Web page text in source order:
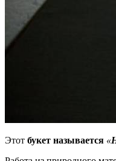
Этот букет называется «